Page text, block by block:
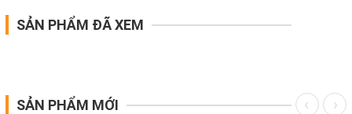
SẢN PHẨM ĐÃ XEM
SẢN PHẨM MỚI